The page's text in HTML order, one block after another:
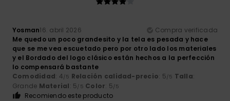
Yosman16. abril 2026
Compra verificada
Me quedo un poco grandesito y la tela es pesada y hace
que se me vea escuetado pero por otro lado los materiales
y el Bordado del logo clásico están hechos a la perfección
lo compensará bastante
Comodidad: 4/5 Relación calidad-precio: 5/5 Talla:
Grande Material: 5/5 Color: 5/5
Recomiendo este producto